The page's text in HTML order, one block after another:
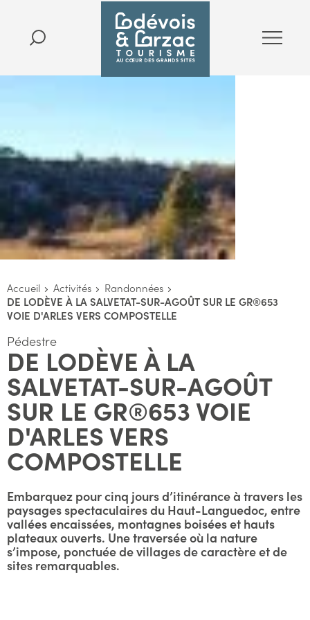
Accueil Activités
Randonnées
DE LODÈVE À LA SALVETAT-SUR-AGOÛT SUR LE GR®653
VOIE D'ARLES VERS COMPOSTELLE
Pédestre
DE LODÈVE À LA
SALVETAT-SUR-AGOÛT
SUR LE GR®653 VOIE
D'ARLES VERS
COMPOSTELLE
Embarquez pour cinq jours d’itinérance à travers les
paysages spectaculaires du Haut-Languedoc, entre
vallées encaissées, montagnes boisées et hauts
plateaux ouverts. Une traversée où la nature
s’impose, ponctuée de villages de caractère et de
sites remarquables.